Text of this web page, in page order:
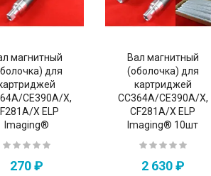
магнитный
для
CE390A/X,
X ELP
Imaging®
270 ₽
Вал магнитный
(оболочка) для
картриджей
CC364A/CE390A/X,
CF281A/X ELP
Imaging® 10шт
2 630 ₽